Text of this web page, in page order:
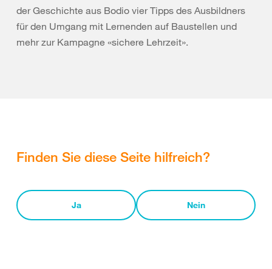
der Geschichte aus Bodio vier Tipps des Ausbildners
für den Umgang mit Lernenden auf Baustellen und
mehr zur Kampagne «sichere Lehrzeit».
Finden Sie diese Seite hilfreich?
Ja Nein